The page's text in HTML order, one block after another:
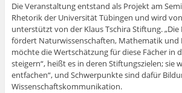
Die Veranstaltung entstand als Projekt am
Rhetorik der Universität Tübingen und wird
unterstützt von der Klaus Tschira Stiftung. „Die
fördert Naturwissenschaften, Mathematik
möchte die Wertschätzung für diese Fächer in
steigern“, heißt es in deren Stiftungszielen; sie
entfachen“, und Schwerpunkte sind dafür
Wissenschaftskommunikation.